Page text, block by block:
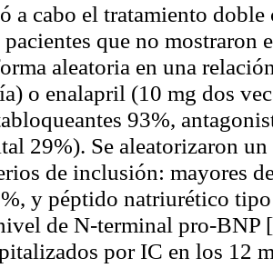
a cabo el tratamiento
que no mostraron
aleatoria en una
o enalapril (10 mg dos
93%,
29%). Se aleatorizaron
de inclusión: mayores
y péptido natriurético
de N-terminal pro-BNP
por IC en los 12